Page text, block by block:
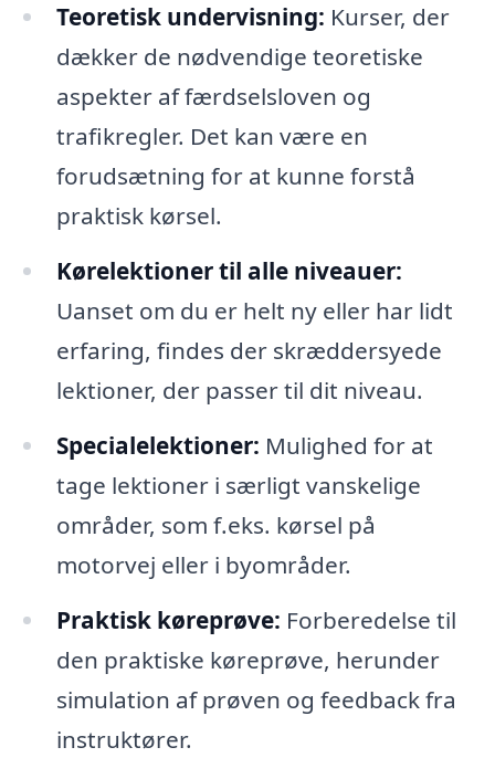
Teoretisk undervisning: Kurser, der
dækker de nødvendige teoretiske
aspekter af færdselsloven og
trafikregler. Det kan være en
forudsætning for at kunne forstå
praktisk kørsel.
Kørelektioner til alle niveauer:
Uanset om du er helt ny eller har lidt
erfaring, findes der skræddersyede
lektioner, der passer til dit niveau.
Specialelektioner: Mulighed for at
tage lektioner i særligt vanskelige
områder, som f.eks. kørsel på
motorvej eller i byområder.
Praktisk køreprøve: Forberedelse til
den praktiske køreprøve, herunder
simulation af prøven og feedback fra
instruktører.